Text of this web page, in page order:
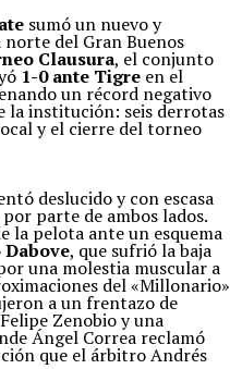
sumó un nuevo y
del Gran Buenos
Clausura, el conjunto
1-0 ante Tigre en el
un récord negativo
la institución: seis derrotas
y el cierre del torneo
deslucido y con escasa
parte de ambos lados.
la pelota ante un esquema
Dabove, que sufrió la baja
una molestia muscular a
del «Millonario»
a un frentazo de
Zenobio y una
Ángel Correa reclamó
que el árbitro Andrés